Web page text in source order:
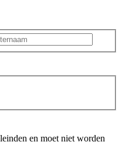
en moet niet worden